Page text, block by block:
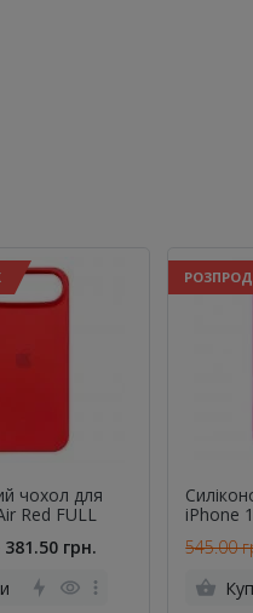
чохол для
Red FULL
381.50 грн.
iPhone
545.00